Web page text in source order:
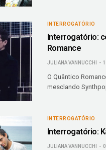
INTERROGATÓRIO
Interrogatório:
Romance
JULIANA VANNUCCHI
O Quântico
mesclando
INTERROGATÓRIO
Interrogatório:
JULIANA VANNUCCHI